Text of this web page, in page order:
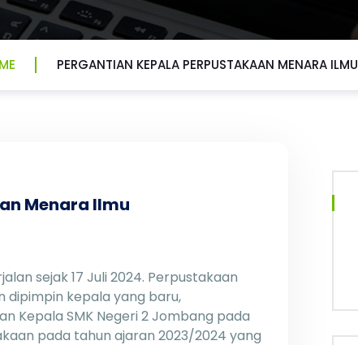
PERGANTIAN KEPALA PERPUSTAKAAN MENARA ILMU
Menara Ilmu
sejak 17 Juli 2024. Perpustakaan
dipimpin kepala yang baru,
Kepala SMK Negeri 2 Jombang pada
pada tahun ajaran 2023/2024 yang